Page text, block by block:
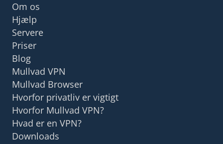
Om os
Hjælp
Servere
Priser
Blog
Mullvad VPN
Mullvad Browser
Hvorfor privatliv er vigtigt
Hvorfor Mullvad VPN?
Hvad er en VPN?
Downloads